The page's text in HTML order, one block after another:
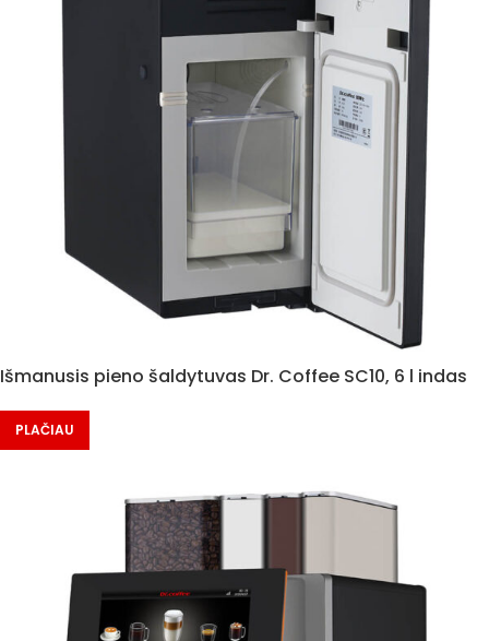
Išmanusis pieno šaldytuvas Dr. Coffee SC10, 6 l indas
PLAČIAU